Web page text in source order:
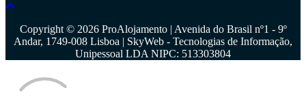
Copyright © 2026 ProAlojamento | Avenida do Brasil nº1 - 9º
Andar, 1749-008 Lisboa | SkyWeb - Tecnologias de Informação,
Unipessoal LDA NIPC: 513303804